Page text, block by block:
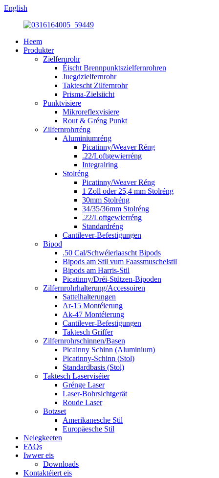
English
Heem
Produkter
Zielfernrohr
Éischt Brennpunktszielfernrohren
Juegdzielfernrohr
Taktescht Zilfernrohr
Prisma-Zielsiicht
Punktvisiere
Mikroreflexvisiere
Rout & Gréng Punkt
Zilfernrohrréng
Aluminiumréng
Picatinny/Weaver Réng
.22/Loftgewierréng
Integralring
Stolréng
Picatinny/Weaver Réng
1 Zoll oder 25,4 mm Stolréng
30mm Stolréng
34/35/36mm Stolréng
.22/Loftgewierréng
Standardréng
Cantilever-Befestigungen
Bipod
.50 Cal/Schwéierlaascht Bipods
Bipods am Stil vum Faassmuschelstil
Bipods am Harris-Stil
Picatinny/Dréi-Stützen-Bipoden
Zilfernrohrhalterung/Accessoiren
Sattelhalterungen
Ar-15 Montéierung
Ak-47 Montéierung
Cantilever-Befestigungen
Taktesch Griffer
Zilfernrohrschinnen/Basen
Picainny Schinn (Aluminium)
Picatinny-Schinn (Stol)
Standardbasis (Stol)
Taktesch Laserviséier
Grénge Laser
Laser-Bohrsichtgerät
Roude Laser
Botzset
Amerikanesche Stil
Europäesche Stil
Neiegkeeten
FAQs
Iwwer eis
Downloads
Kontaktéiert eis